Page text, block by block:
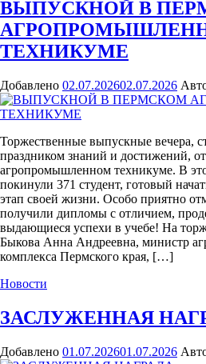
ВЫПУСКНОЙ В
ТЕХНИКУМЕ
Добавлено 02.07.202602.07.2026
Торжественные выпускные вечера,
праздником знаний и достижений,
агропромышленном техникуме. В
покинули 371 студент, готовый
этап своей жизни. Особо приятно
получили дипломы с отличием,
выдающиеся успехи в учебе! На
Быкова Анна Андреевна, министр
комплекса Пермского края, […]
Новости
ЗАСЛУЖЕННАЯ
Добавлено 01.07.202601.07.2026